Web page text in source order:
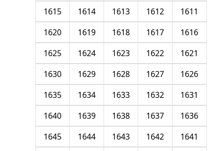
1611
1612
1613
1614
1615
1616
1617
1618
1619
1620
1621
1622
1623
1624
1625
1626
1627
1628
1629
1630
1631
1632
1633
1634
1635
1636
1637
1638
1639
1640
1641
1642
1643
1644
1645